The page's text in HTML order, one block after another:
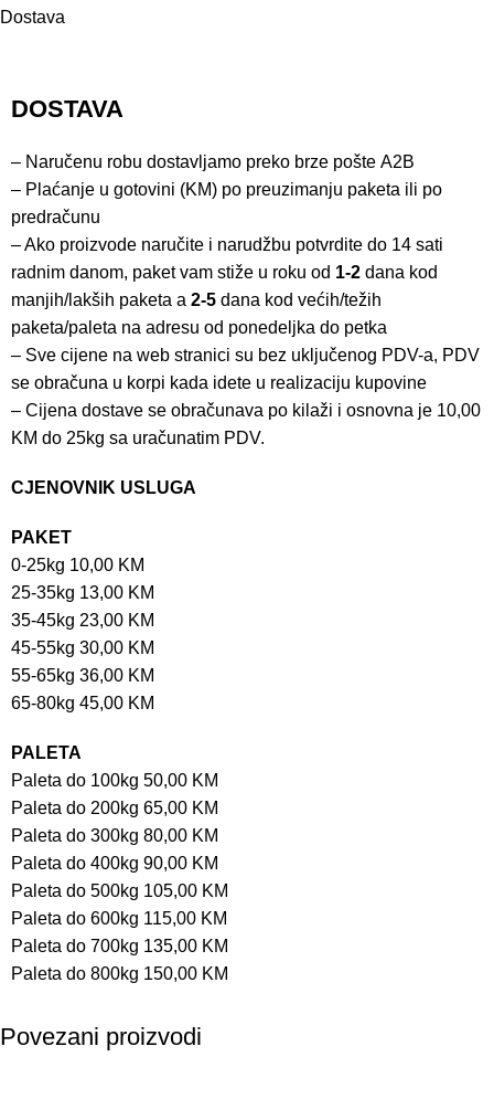
Dostava
DOSTAVA
– Naručenu robu dostavljamo preko brze pošte A2B
– Plaćanje u gotovini (KM) po preuzimanju paketa ili po
predračunu
– Ako proizvode naručite i narudžbu potvrdite do 14 sati
radnim danom, paket vam stiže u roku od 1-2 dana kod
manjih/lakših paketa a 2-5 dana kod većih/težih
paketa/paleta na adresu od ponedeljka do petka
– Sve cijene na web stranici su bez uključenog PDV-a, PDV
se obračuna u korpi kada idete u realizaciju kupovine
– Cijena dostave se obračunava po kilaži i osnovna je 10,00
KM do 25kg sa uračunatim PDV.
CJENOVNIK USLUGA
PAKET
0-25kg 10,00 KM
25-35kg 13,00 KM
35-45kg 23,00 KM
45-55kg 30,00 KM
55-65kg 36,00 KM
65-80kg 45,00 KM
PALETA
Paleta do 100kg 50,00 KM
Paleta do 200kg 65,00 KM
Paleta do 300kg 80,00 KM
Paleta do 400kg 90,00 KM
Paleta do 500kg 105,00 KM
Paleta do 600kg 115,00 KM
Paleta do 700kg 135,00 KM
Paleta do 800kg 150,00 KM
Povezani proizvodi